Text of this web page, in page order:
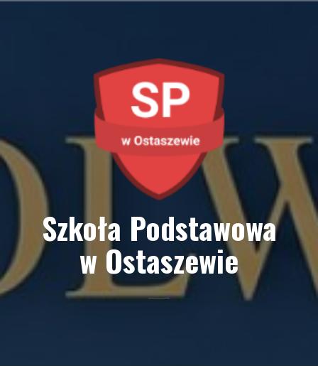
Szkoła Podstawowa
w Ostaszewie